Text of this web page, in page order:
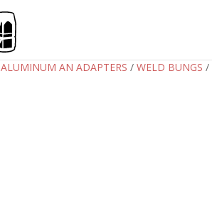
ALUMINUM AN ADAPTERS / WELD BUNGS /